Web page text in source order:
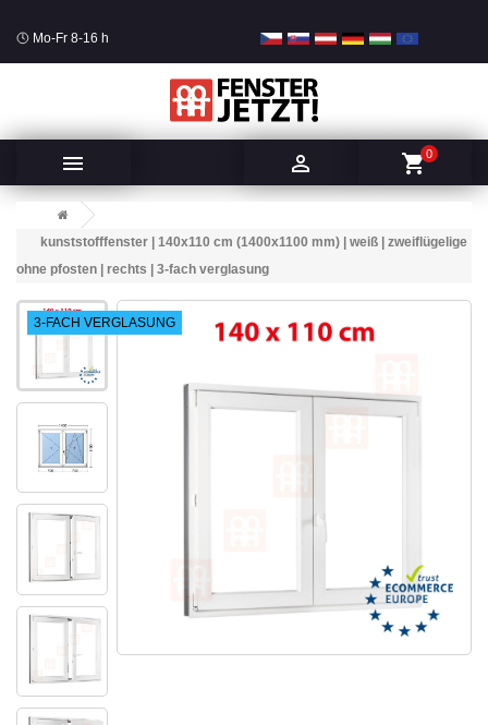
Mo-Fr 8-16 h
  shopping_cart0
kunststofffenster | 140x110 cm (1400x1100 mm) | weiß | zweiflügelige
ohne pfosten | rechts | 3-fach verglasung
3-FACH VERGLASUNG